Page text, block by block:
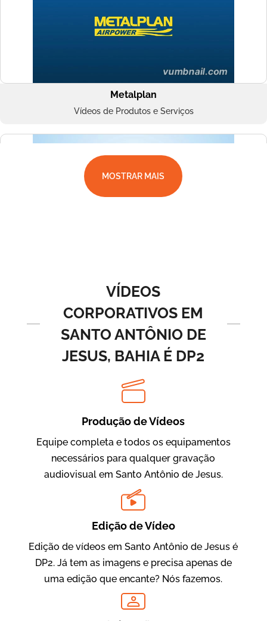
Metalplan
Vídeos de Produtos e Serviços
BRF Parceiros
Vídeos de Integração e Segurança
Vídeo Institucional
MOSTRAR MAIS
VÍDEOS
CORPORATIVOS EM
SANTO ANTÔNIO DE
JESUS, BAHIA É DP2
Produção de Vídeos
Equipe completa e todos os equipamentos
necessários para qualquer gravação
audiovisual em Santo Antônio de Jesus.
Edição de Vídeo
Edição de vídeos em Santo Antônio de Jesus é
DP2. Já tem as imagens e precisa apenas de
uma edição que encante? Nós fazemos.